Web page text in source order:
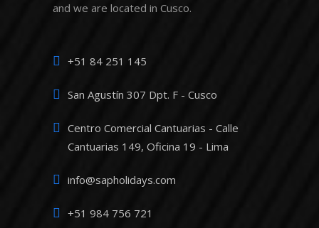
and we are located in Cusco.
+51 84 251 145
San Agustín 307 Dpt. F - Cusco
Centro Comercial Cantuarias - Calle
Cantuarias 149, Oficina 19 - Lima
info@sapholidays.com
+51 984 756 721